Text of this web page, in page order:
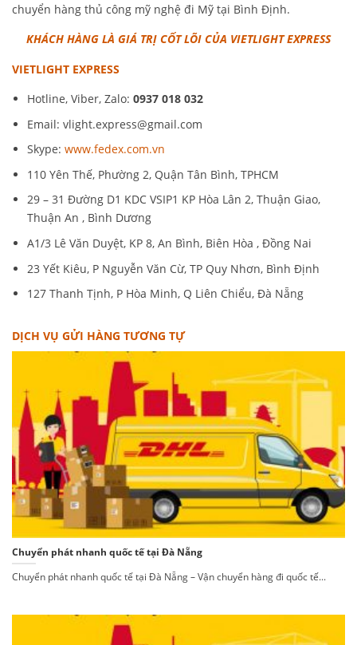
chuyển hàng thủ công mỹ nghệ đi Mỹ tại Bình Định.
KHÁCH HÀNG LÀ GIÁ TRỊ CỐT LÕI CỦA VIETLIGHT EXPRESS
VIETLIGHT EXPRESS
Hotline, Viber, Zalo: 0937 018 032
Email: vlight.express@gmail.com
Skype: www.fedex.com.vn
110 Yên Thế, Phường 2, Quận Tân Bình, TPHCM
29 – 31 Đường D1 KDC VSIP1 KP Hòa Lân 2, Thuận Giao,
Thuận An , Bình Dương
A1/3 Lê Văn Duyệt, KP 8, An Bình, Biên Hòa , Đồng Nai
23 Yết Kiêu, P Nguyễn Văn Cừ, TP Quy Nhơn, Bình Định
127 Thanh Tịnh, P Hòa Minh, Q Liên Chiểu, Đà Nẵng
DỊCH VỤ GỬI HÀNG TƯƠNG TỰ
Chuyển phát nhanh quốc tế tại Đà Nẵng
Chuyển phát nhanh quốc tế tại Đà Nẵng – Vận chuyển hàng đi quốc tế...